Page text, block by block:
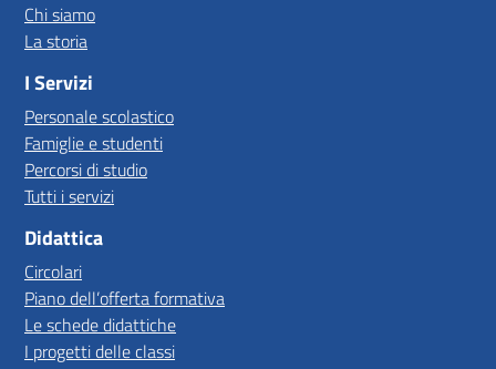
Chi siamo
La storia
I Servizi
Personale scolastico
Famiglie e studenti
Percorsi di studio
Tutti i servizi
Didattica
Circolari
Piano dell’offerta formativa
Le schede didattiche
I progetti delle classi